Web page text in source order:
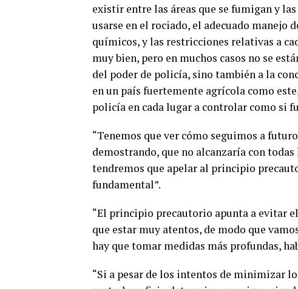
existir entre las áreas que se fumigan y
usarse en el rociado, el adecuado manejo
químicos, y las restricciones relativas a
muy bien, pero en muchos casos no se
del poder de policía, sino también a la
en un país fuertemente agrícola como
policía en cada lugar a controlar como si
“Tenemos que ver cómo seguimos a
demostrando, que no alcanzaría con
tendremos que apelar al principio
fundamental”.
“El principio precautorio apunta a evitar
que estar muy atentos, de modo que
hay que tomar medidas más profundas,
“Si a pesar de los intentos de minimizar